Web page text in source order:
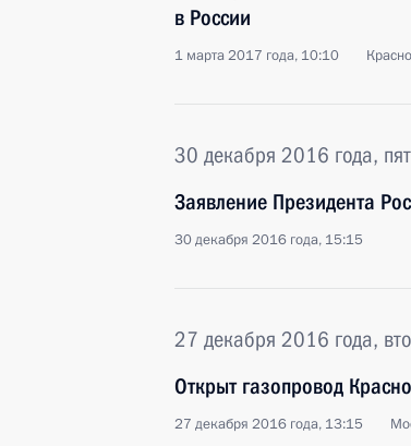
в России
1 марта 2017 года, 10:10
30 декабря 2016 года,
Заявление Президента
30 декабря 2016 года, 15:15
27 декабря 2016 года,
Открыт газопровод
27 декабря 2016 года, 13:15